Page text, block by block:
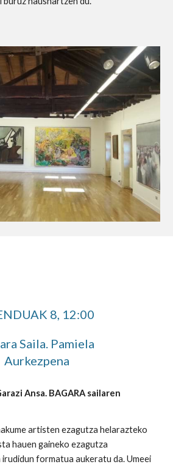
8, 12:00
Saila. Pamiela
Aurkezpena
Ansa. BAGARA sailaren
artisten ezagutza helarazteko
hauen gaineko ezagutza
formatua aukeratu da. Umeei